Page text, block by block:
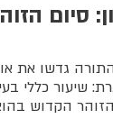
סיום
גדשו את
שיעור כללי
הקדוש